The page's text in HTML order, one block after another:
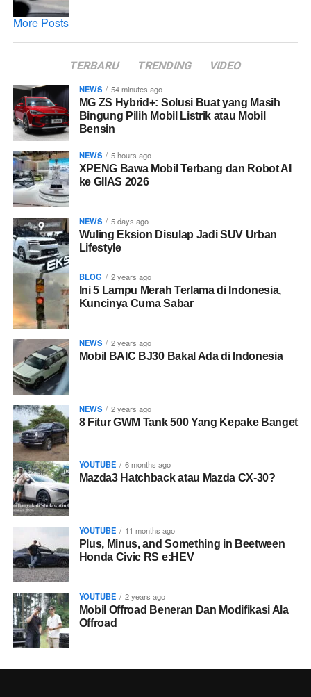
More Posts
TERBARU TRENDING VIDEO
NEWS 54 minutes ago
MG ZS Hybrid+: Solusi Buat yang Masih
Bingung Pilih Mobil Listrik atau Mobil
Bensin
NEWS 5 hours ago
XPENG Bawa Mobil Terbang dan Robot AI
ke GIIAS 2026
NEWS 5 days ago
Wuling Eksion Disulap Jadi SUV Urban
Lifestyle
BLOG 2 years ago
Ini 5 Lampu Merah Terlama di Indonesia,
Kuncinya Cuma Sabar
NEWS 2 years ago
Mobil BAIC BJ30 Bakal Ada di Indonesia
NEWS 2 years ago
8 Fitur GWM Tank 500 Yang Kepake Banget
YOUTUBE 6 months ago
Mazda3 Hatchback atau Mazda CX-30?
YOUTUBE 11 months ago
Plus, Minus, and Something in Beetween
Honda Civic RS e:HEV
YOUTUBE 2 years ago
Mobil Offroad Beneran Dan Modifikasi Ala
Offroad